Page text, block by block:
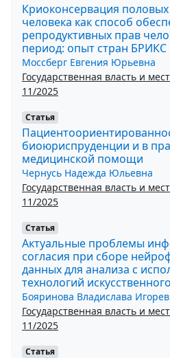
Криоконсервация
человека как способ
репродуктивных прав
период: опыт стран БРИКС
Моссберг Евгения Юрьевна
Государственная власть и
11/2025
Статья
биоюриспруденции и в
медицинской помощи
Чернусь Надежда Юльевна
Государственная власть и
11/2025
Статья
Актуальные проблемы
согласия при сборе
данных для анализа с
технологий
Бояринова Владислава
Государственная власть и
11/2025
Статья